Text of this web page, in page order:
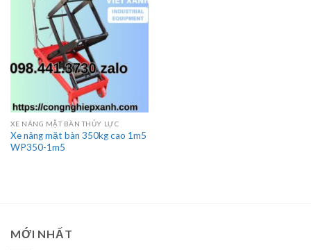
XE NÂNG MẶT BÀN THỦY LỰC
Xe nâng mặt bàn 350kg cao 1m5
WP350-1m5
MỚI NHẤT